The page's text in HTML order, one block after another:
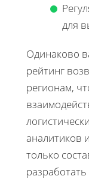
для
Одинаково
рейтинг
регионам,
аналитиков
только